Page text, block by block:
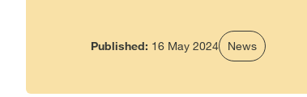
Published: 16 May 2024 News